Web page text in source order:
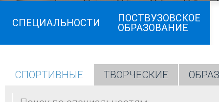
СПЕЦИАЛЬНОСТИ
ПОСТВУЗОВСКОЕ
ОБРАЗОВАНИЕ
СПОРТИВНЫЕ ТВОРЧЕСКИЕ